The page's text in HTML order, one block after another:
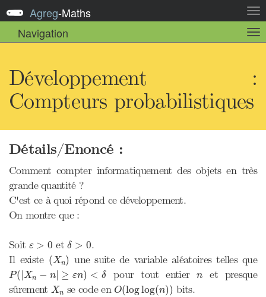
la
Agreg-Maths
Navigation
la
Développement :
Compteurs probabilistiques
Détails/Enoncé :
Comment compter informatiquement des objets en très
grande quantité ?
C'est ce à quoi répond ce développement.
On montre que :
Soit ε > 0
ε> etδ > 0
δ >
.
Il existe (Xn)
( Xn) une suite de variable aléatoires telles que
P( Xn − n| ≥ εn) < δ
P(| Xn | ≥ εn δ pour tout entiern
n
et presque
sûrement Xn
Xn se code enO(loglog(n))
O(log log (n )) bits.